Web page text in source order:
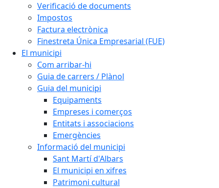
Verificació de documents
Impostos
Factura electrònica
Finestreta Única Empresarial (FUE)
El municipi
Com arribar-hi
Guia de carrers / Plànol
Guia del municipi
Equipaments
Empreses i comerços
Entitats i associacions
Emergències
Informació del municipi
Sant Martí d'Albars
El municipi en xifres
Patrimoni cultural